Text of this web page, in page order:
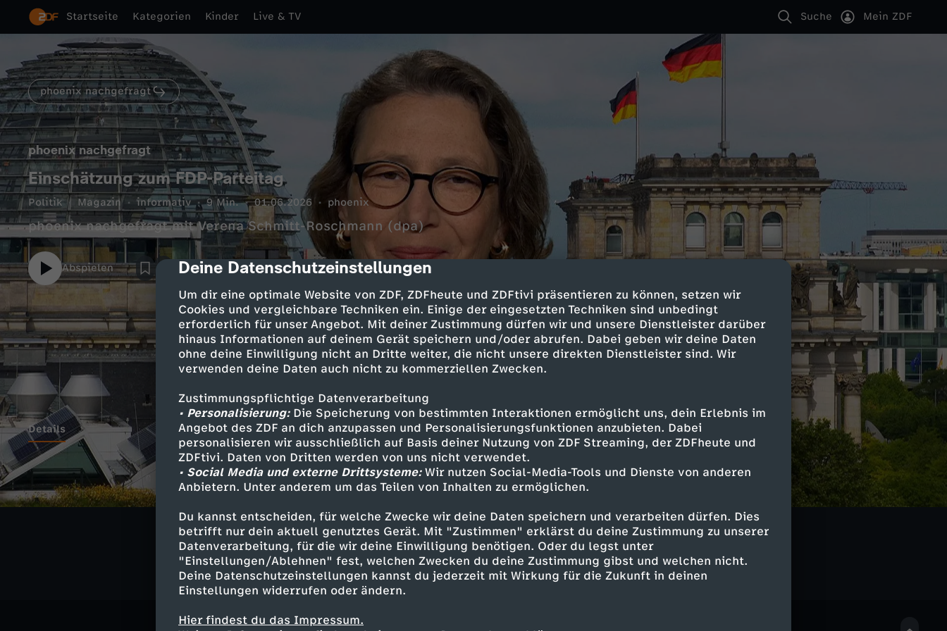
cmp-dialog-description
Deine Datenschutzeinstellungen
Um dir eine optimale Website von ZDF, ZDFheute und ZDFtivi präsentieren zu können, setzen wir
Cookies und vergleichbare Techniken ein. Einige der eingesetzten Techniken sind unbedingt
erforderlich für unser Angebot. Mit deiner Zustimmung dürfen wir und unsere Dienstleister darüber
hinaus Informationen auf deinem Gerät speichern und/oder abrufen. Dabei geben wir deine Daten
ohne deine Einwilligung nicht an Dritte weiter, die nicht unsere direkten Dienstleister sind. Wir
verwenden deine Daten auch nicht zu kommerziellen Zwecken.
Zustimmungspflichtige Datenverarbeitung
• Personalisierung:Die Speicherung von bestimmten Interaktionen ermöglicht uns, dein Erlebnis im
Angebot des ZDF an dich anzupassen und Personalisierungsfunktionen anzubieten. Dabei
personalisieren wir ausschließlich auf Basis deiner Nutzung von ZDF Streaming, der ZDFheute und
ZDFtivi. Daten von Dritten werden von uns nicht verwendet.
• Social Media und externe Drittsysteme:Wir nutzen Social-Media-Tools und Dienste von anderen
Anbietern. Unter anderem um das Teilen von Inhalten zu ermöglichen.
Du kannst entscheiden, für welche Zwecke wir deine Daten speichern und verarbeiten dürfen. Dies
betrifft nur dein aktuell genutztes Gerät. Mit "Zustimmen" erklärst du deine Zustimmung zu unserer
Datenverarbeitung, für die wir deine Einwilligung benötigen. Oder du legst unter
"Einstellungen/Ablehnen" fest, welchen Zwecken du deine Zustimmung gibst und welchen nicht.
Deine Datenschutzeinstellungen kannst du jederzeit mit Wirkung für die Zukunft in deinen
Einstellungen widerrufen oder ändern.
Hier findest du das Impressum.
Startseite Kategorien Kinder Live & TV Suche Mein ZDF
phoenix nachgefragt
phoenix nachgefragt
Einschätzung zum FDP-Parteitag
Politik Magazin informativ 9 Min. 01.06.2026 phoenix
phoenix nachgefragt mit Verena Schmitt-Roschmann (dpa)
Abspielen
Details
Ähnliche Inhalte entdecken
Politik Magazin informativ phoenix nachgefragt